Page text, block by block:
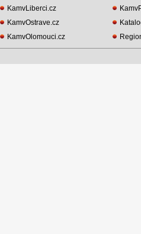
KamvLiberci.cz
KamvOstrave.cz
KamvOlomouci.cz